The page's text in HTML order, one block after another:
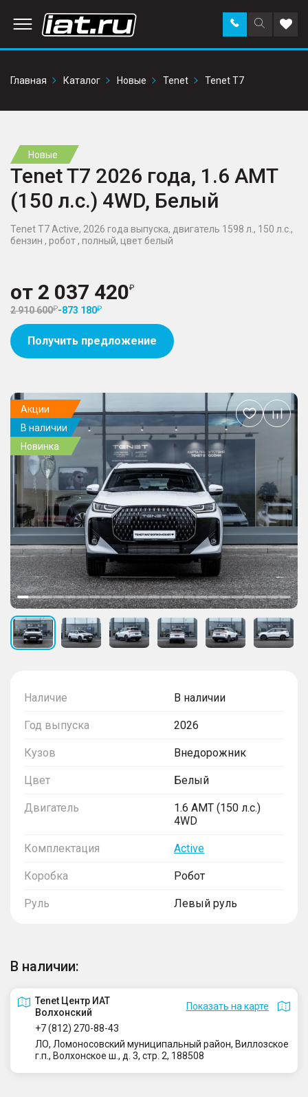
Поиск
по
Заказать
звонок в
Главная
Каталог Новые Tenet Tenet T7
Новые
Tenet T7 2026 года, 1.6 AMT
(150 л.с.) 4WD, Белый
Tenet T7 Active, 2026 года выпуска, двигатель 1598 л., 150 л.с.,
бензин , робот , полный, цвет белый
от 2 037 420
2 910 600 -873 180
Получить предложение
Наличие В наличии
Год выпуска 2026
Кузов Внедорожник
Цвет Белый
Двигатель
1.6 AMT (150 л.с.)
4WD
Комплектация Active
Коробка Робот
Руль Левый руль
В наличии:
Tenet Центр ИАТ
Волхонский
Показать на карте
+7 (812) 270-88-43
ЛО, Ломоносовский муниципальный район, Виллозское
г.п., Волхонское ш., д. 3, стр. 2, 188508
Акции
В наличии
Новинка
Добавить
в
избранное